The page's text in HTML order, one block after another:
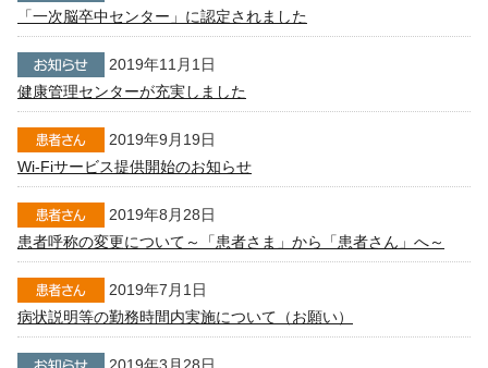
「一次脳卒中センター」に認定されました
2019年11月1日
健康管理センターが充実しました
2019年9月19日
Wi-Fiサービス提供開始のお知らせ
2019年8月28日
患者呼称の変更について～「患者さま」から「患者さん」へ～
2019年7月1日
病状説明等の勤務時間内実施について（お願い）